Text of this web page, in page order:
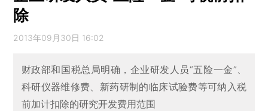
除
2013年09月30日 16:02
财政部和国税总局明确，企业研发人员“五险一金”、
科研仪器维修费、新药研制的临床试验费等可纳入税
前加计扣除的研究开发费用范围